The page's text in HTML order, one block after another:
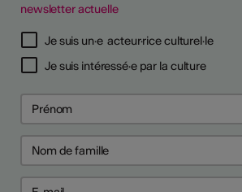
newsletter actuelle
Je suis un·e acteur·rice culturel·le
Je suis intéressé·e par la culture